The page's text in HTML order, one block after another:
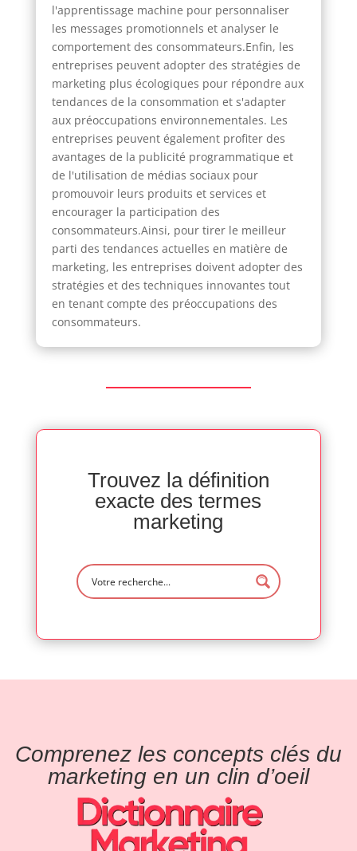
l'apprentissage machine pour personnaliser
les messages promotionnels et analyser le
comportement des consommateurs.Enfin, les
entreprises peuvent adopter des stratégies de
marketing plus écologiques pour répondre aux
tendances de la consommation et s'adapter
aux préoccupations environnementales. Les
entreprises peuvent également profiter des
avantages de la publicité programmatique et
de l'utilisation de médias sociaux pour
promouvoir leurs produits et services et
encourager la participation des
consommateurs.Ainsi, pour tirer le meilleur
parti des tendances actuelles en matière de
marketing, les entreprises doivent adopter des
stratégies et des techniques innovantes tout
en tenant compte des préoccupations des
consommateurs.
Trouvez la définition
exacte des termes
marketing
Comprenez les concepts clés du
marketing en un clin d’oeil